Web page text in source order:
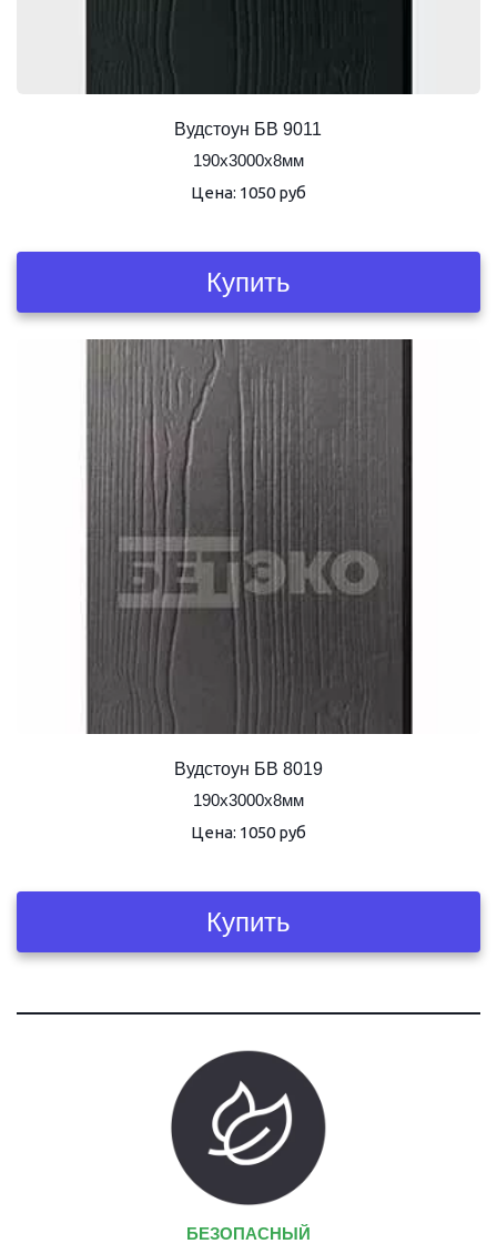
Вудстоун БВ 9011
190х3000х8мм
Цена: 1050 руб
Купить
Вудстоун БВ 8019
190х3000х8мм
Цена: 1050 руб
Купить
БЕЗОПАСНЫЙ